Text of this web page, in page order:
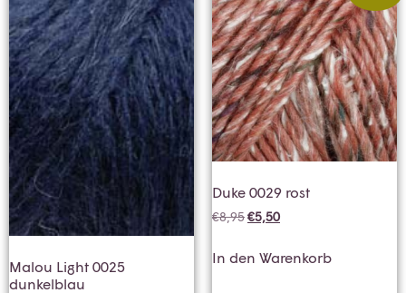
Malou Light 0025
dunkelblau
Duke 0029 rost
€8,95€5,50
In den Warenkorb